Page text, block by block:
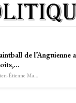
de l’Anguienne
Sébastien-Étienne Marechal